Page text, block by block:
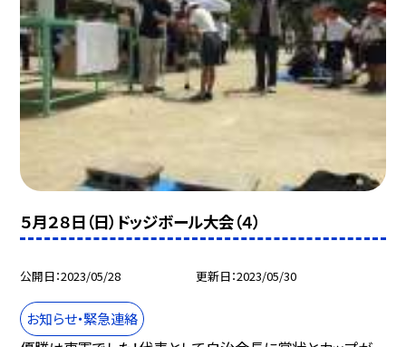
５月２８日（日）ドッジボール大会（４）
公開日 2023/05/28 更新日 2023/05/30
お知らせ・緊急連絡